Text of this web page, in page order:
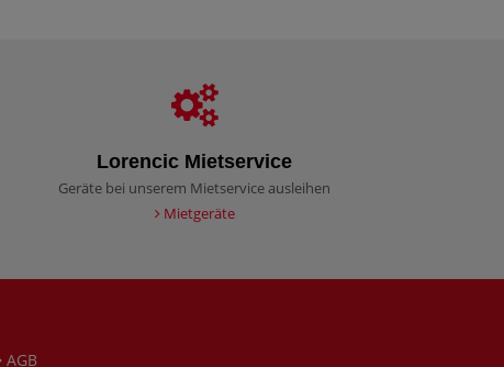
Lorencic Mietservice
Geräte bei unserem Mietservice ausleihen
Mietgeräte
AGB